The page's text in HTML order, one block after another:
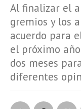
Al finalizar el
gremios y los
acuerdo para
el próximo
dos meses
diferentes